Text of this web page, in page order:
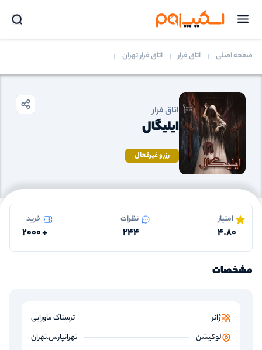
صفحه اصلی اتاق فرار اتاق فرار تهران
اتاق فرار
ایلیگال
رزرو غیرفعال
امتیاز
4.80
نظرات
244
خرید
+
2000
مشخصات
ژانر
ترسناک ماورایی
لوکیشن
تهرانپارس.تهران